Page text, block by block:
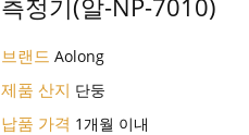
브랜드 Aolong
제품 산지 단둥
납품 가격 1개월 이내